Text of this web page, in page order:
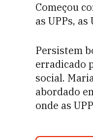
Começou
as UPPs,
Persistem
erradicado
social.
abordado
onde as